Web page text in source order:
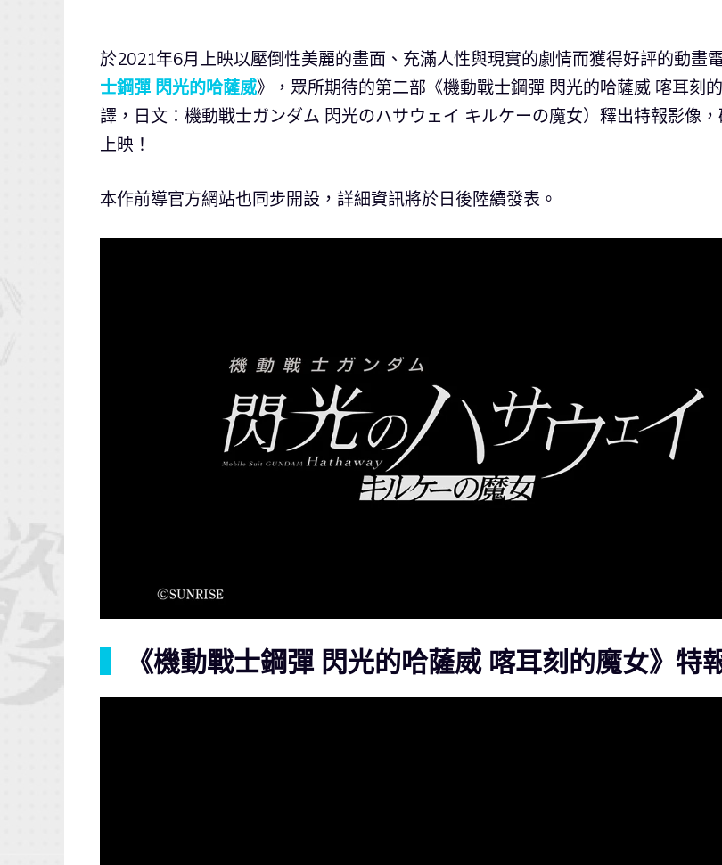
於2021年6月上映以壓倒性美麗的畫面、充滿人性與現實的劇情而獲得好評的動畫
士鋼彈 閃光的哈薩威》，眾所期待的第二部《機動戰士鋼彈 閃光的哈薩威 喀耳刻
譯，日文：機動戦士ガンダム 閃光のハサウェイ キルケーの魔女）釋出特報影像
上映！
本作前導官方網站也同步開設，詳細資訊將於日後陸續發表。
《機動戰士鋼彈 閃光的哈薩威 喀耳刻的魔女》特